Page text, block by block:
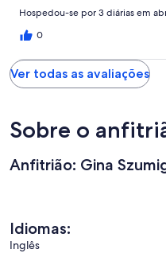
Hospedou-se por 3 diárias em
0
Ver todas as avaliações
Sobre o
Anfitrião: Gina
Idiomas:
Inglês